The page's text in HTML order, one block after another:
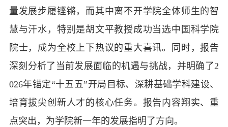
量发展步履铿锵，而其中离不开学院全体师生的智
慧与汗水，特别是胡文平教授成功当选中国科学院
院士，成为全校上下热议的重大喜讯。同时，报告
深刻分析了当前发展面临的机遇与挑战，并明确了2
026年锚定“十五五”开局目标、深耕基础学科建设、
培育拔尖创新人才的核心任务。报告内容翔实、重
点突出，为学院新一年的发展指明了方向。